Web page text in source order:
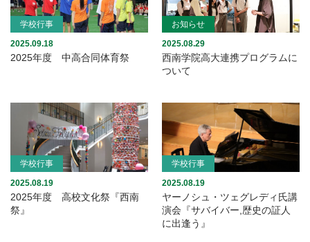
学校行事
2025.09.18
2025年度 中高合同体育祭
お知らせ
2025.08.29
西南学院高大連携プログラムに
ついて
学校行事
2025.08.19
2025年度 高校文化祭『西南
祭』
学校行事
2025.08.19
ヤーノシュ・ツェグレディ氏講
演会『サバイバー,歴史の証人
に出逢う』